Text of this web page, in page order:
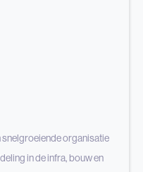
snelgroeiende organisatie
in de infra, bouw en